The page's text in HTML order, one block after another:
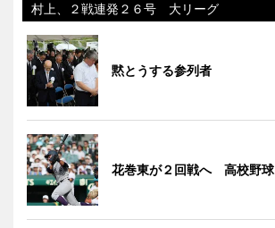
村上、２戦連発２６号 大リーグ
黙とうする参列者
花巻東が２回戦へ 高校野球